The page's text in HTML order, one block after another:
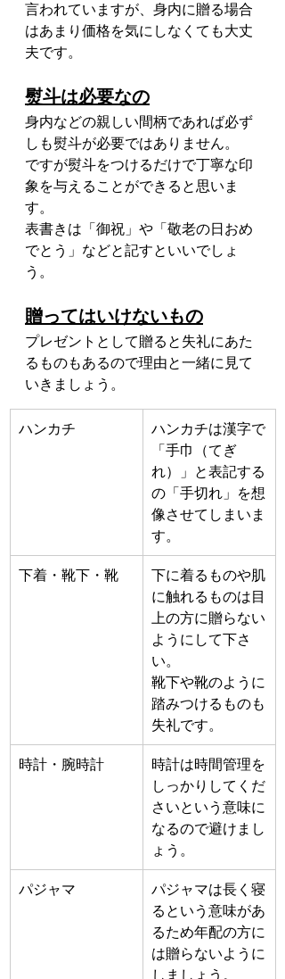
言われていますが、身内に贈る場合
はあまり価格を気にしなくても大丈
夫です。
熨斗は必要なの
身内などの親しい間柄であれば必ず
しも熨斗が必要ではありません。
ですが熨斗をつけるだけで丁寧な印
象を与えることができると思いま
す。
表書きは「御祝」や「敬老の日おめ
でとう」などと記すといいでしょ
う。
贈ってはいけないもの
プレゼントとして贈ると失礼にあた
るものもあるので理由と一緒に見て
いきましょう。
​ハンカチ
ハンカチは漢字で
「手巾（てぎ
れ）」と表記する
の「手切れ」を想
像させてしまいま
す。
下着・靴下・靴
下に着るものや肌
に触れるものは目
上の方に贈らない
ようにして下さ
い。
靴下や靴のように
踏みつけるものも
失礼です。
時計・腕時計
時計は時間管理を
しっかりしてくだ
さいという意味に
なるので避けまし
ょう。
パジャマ
パジャマは長く寝
るという意味があ
るため年配の方に
は贈らないように
しましょう。